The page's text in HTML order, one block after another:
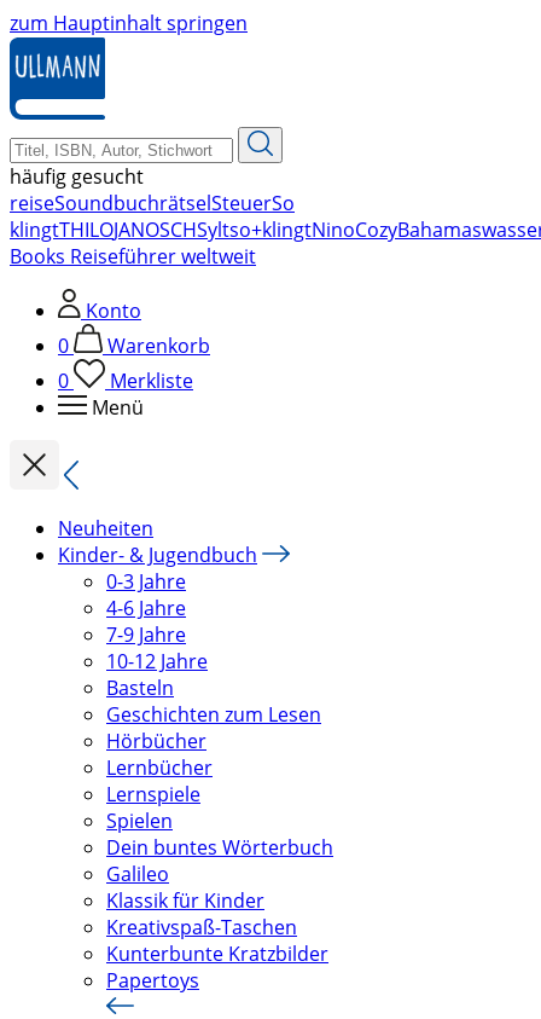
zum Hauptinhalt springen
häufig gesucht
reiseSoundbuchrätselSteuerSo
klingtTHILOJANOSCHSyltso+klingtNinoCozyBahamas
Books Reiseführer weltweit
Konto
0
Warenkorb
0
Merkliste
Menü
Neuheiten
Kinder- & Jugendbuch
0-3 Jahre
4-6 Jahre
7-9 Jahre
10-12 Jahre
Basteln
Geschichten zum Lesen
Hörbücher
Lernbücher
Lernspiele
Spielen
Dein buntes Wörterbuch
Galileo
Klassik für Kinder
Kreativspaß-Taschen
Kunterbunte Kratzbilder
Papertoys